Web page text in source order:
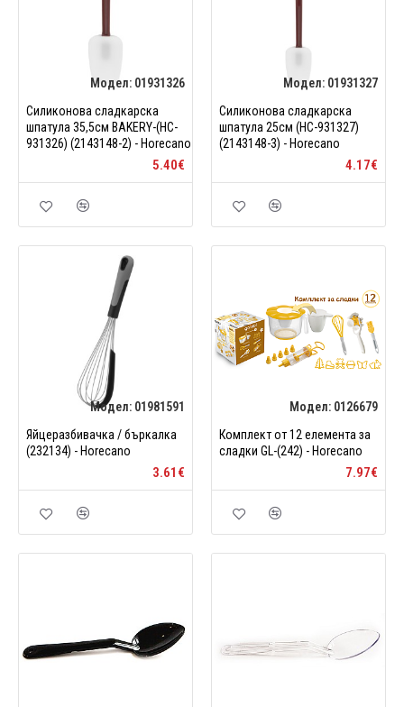
Модел: 01931326
Силиконова сладкарска
шпатула 35,5см BAKERY-(HC-
931326) (2143148-2) - Horecano
5.40€
Модел: 01931327
Силиконова сладкарска
шпатула 25см (HC-931327)
(2143148-3) - Horecano
4.17€
Модел: 01981591
Яйцеразбивачка / бъркалка
(232134) - Horecano
3.61€
Модел: 0126679
Комплект от 12 елемента за
сладки GL-(242) - Horecano
7.97€